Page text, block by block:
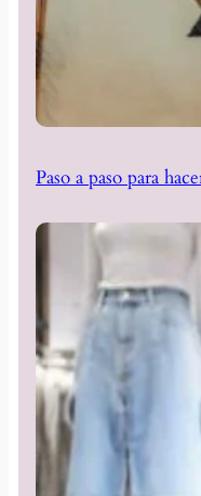
Paso a paso para